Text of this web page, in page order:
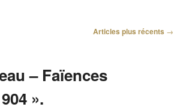
Articles plus récents →
– Faïences
».